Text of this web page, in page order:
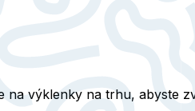
na výklenky na trhu, abyste